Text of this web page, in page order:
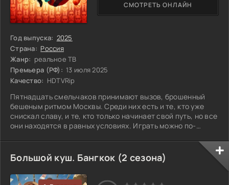
Год выпуска: 2025
Страна: Россия
Жанр: реальное ТВ
Премьера (РФ): 13 июля 2025
Качество: HDTVRip
Пятнадцать смельчаков принимают вызов, брошенный
бешеным ритмом Москвы. Среди них есть и те, кто уже
снискал славу, и те, кто только начинает свой путь, но все
они находятся в равных условиях. Играть можно по-
одиночку, прятаться от преследования или смело идти
навстречу опасности. Основное правило здесь простое —
ты бежишь, а за тобой следуют ловцы, готовые
остановить тебя любой ценой. Смогут ли участники
СМОТРЕТЬ ОНЛАЙН
Большой куш. Бангкок (2 сезона)